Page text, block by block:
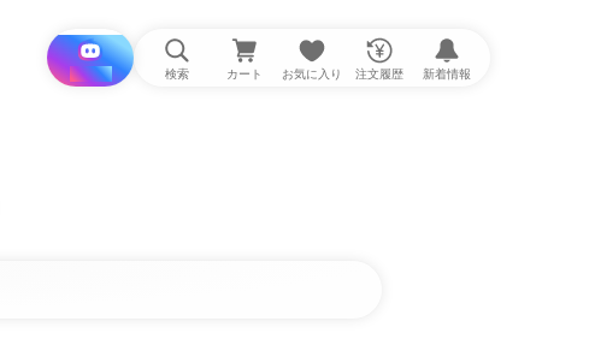
i と探す 検索 カート お気に入り 注文履歴 新着情報